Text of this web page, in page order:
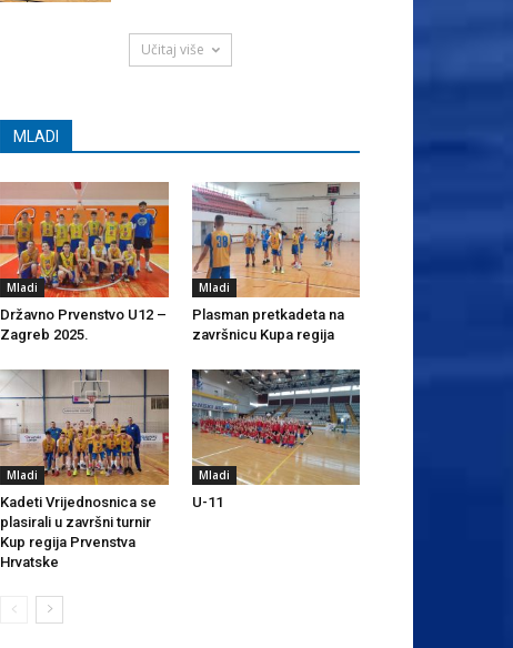
Učitaj više
MLADI
Mladi
Državno Prvenstvo U12 –
Zagreb 2025.
Mladi
Plasman pretkadeta na
završnicu Kupa regija
Mladi
Kadeti Vrijednosnica se
plasirali u završni turnir
Kup regija Prvenstva
Hrvatske
Mladi
U-11